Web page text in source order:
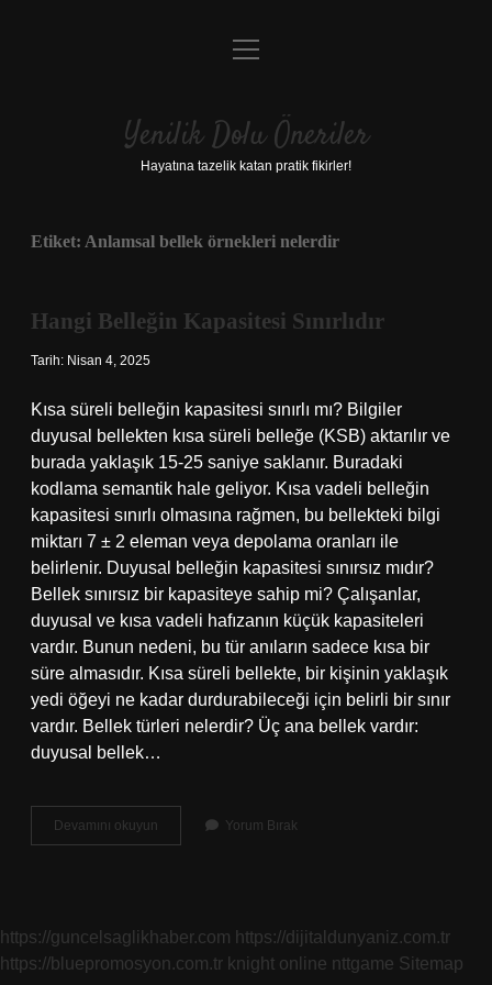
Anasayfa
Yasal Uyarı
menüyü
Yenilik Dolu Öneriler
Hayatına tazelik katan pratik fikirler!
Etiket: Anlamsal bellek örnekleri nelerdir
Hangi Belleğin Kapasitesi Sınırlıdır
Tarih: Nisan 4, 2025
Kısa süreli belleğin kapasitesi sınırlı mı? Bilgiler
duyusal bellekten kısa süreli belleğe (KSB) aktarılır ve
burada yaklaşık 15-25 saniye saklanır. Buradaki
kodlama semantik hale geliyor. Kısa vadeli belleğin
kapasitesi sınırlı olmasına rağmen, bu bellekteki bilgi
miktarı 7 ± 2 eleman veya depolama oranları ile
belirlenir. Duyusal belleğin kapasitesi sınırsız mıdır?
Bellek sınırsız bir kapasiteye sahip mi? Çalışanlar,
duyusal ve kısa vadeli hafızanın küçük kapasiteleri
vardır. Bunun nedeni, bu tür anıların sadece kısa bir
süre almasıdır. Kısa süreli bellekte, bir kişinin yaklaşık
yedi öğeyi ne kadar durdurabileceği için belirli bir sınır
vardır. Bellek türleri nelerdir? Üç ana bellek vardır:
duyusal bellek…
Devamını okuyun
Belleğin
Yorum Bırak
https://guncelsaglikhaber.com https://dijitaldunyaniz.com.tr
https://bluepromosyon.com.tr knight online nttgame Sitemap